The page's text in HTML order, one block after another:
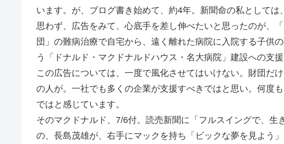
います。が、ブログ書き始めて、約4年。新聞命の私としては
思わず、広告をみて、心底手を差し伸べたいと思ったのが、
団」の難病治療で自宅から、遠く離れた病院に入院する子供
う「ドナルド・マクドナルドハウス・名大病院」建設への支援
この広告については、一度で風化させてはいけない。財団だ
の人が。一社でも多くの企業が支援すべきではと思い。何度
ではと感じています。
そのマクドナルド、7/6付。読売新聞に「フルスイングで、生
の、長島茂雄が、右手にマックを持ち「ビックな夢を見よう